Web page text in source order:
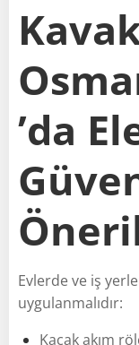
’da
Evlerde ve iş
uygulanmalıdır:
Kaçak akım